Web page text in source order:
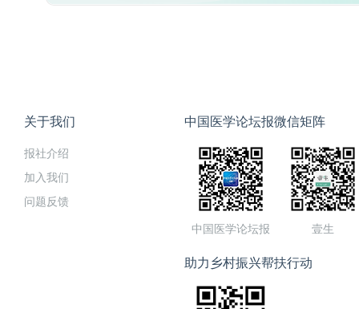
关于我们
报社介绍
加入我们
问题反馈
中国医学论坛报微信矩阵
中国医学论坛报 壹生
助力乡村振兴帮扶行动